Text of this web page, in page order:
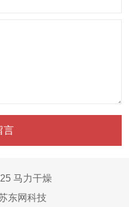
马力干燥
东网科技